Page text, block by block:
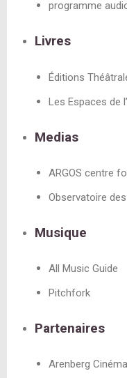
programme
Livres
Éditions
Les Espaces de
Medias
ARGOS centre
Observatoire
Musique
All Music Guide
Pitchfork
Partenaires
Arenberg Cinéma